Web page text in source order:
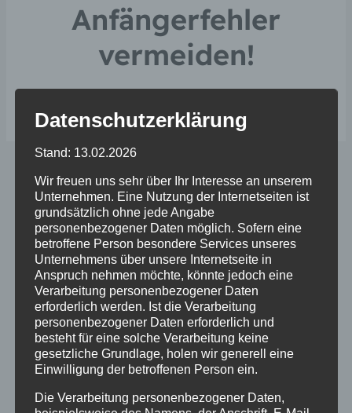
Anfängerfehler
vermeiden!
Bitte informieren Sie sichvordem Kauf eines
Terrariums über die Verfügbarkeit und vor allem
der Größe des gewünschten Tieres.
Für ein ca. 2,5 bis 3,5 cm großes Tier reicht ein
Terrarium von 20x20x20 cm vollkommen aus.
Größere Terrarien bringen bei den meisten
Vogelspinnen Probleme mit sich.
übersichtlich sein, damit man immer einen
Datenschutzerklärung
Stand: 13.02.2026
Wir freuen uns sehr über Ihr Interesse an unserem
Unternehmen. Eine Nutzung der Internetseiten ist
grundsätzlich ohne jede Angabe
personenbezogener Daten möglich. Sofern eine
betroffene Person besondere Services unseres
Unternehmens über unsere Internetseite in
Anspruch nehmen möchte, könnte jedoch eine
Verarbeitung personenbezogener Daten
erforderlich werden. Ist die Verarbeitung
personenbezogener Daten erforderlich und
besteht für eine solche Verarbeitung keine
gesetzliche Grundlage, holen wir generell eine
Einwilligung der betroffenen Person ein.
Die Verarbeitung personenbezogener Daten,